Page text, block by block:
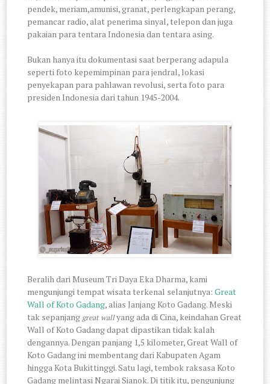
pendek, meriam,amunisi, granat, perlengkapan perang,
pemancar radio, alat penerima sinyal, telepon dan juga
pakaian para tentara Indonesia dan tentara asing.
Bukan hanya itu dokumentasi saat berperang adapula
seperti foto kepemimpinan para jendral, lokasi
penyekapan para pahlawan revolusi, serta foto para
presiden Indonesia dari tahun 1945-2004.
Beralih dari Museum Tri Daya Eka Dharma, kami
mengunjungi tempat wisata terkenal selanjutnya:Great
Wall of Koto Gadang, alias Janjang Koto Gadang. Meski
tak sepanjang great wallyang ada di Cina, keindahan Great
Wall of Koto Gadang dapat dipastikan tidak kalah
dengannya. Dengan panjang 1,5 kilometer, Great Wall of
Koto Gadang ini membentang dari Kabupaten Agam
hingga Kota Bukittinggi. Satu lagi, tembok raksasa Koto
Gadang melintasi Ngarai Sianok. Di titik itu, pengunjung